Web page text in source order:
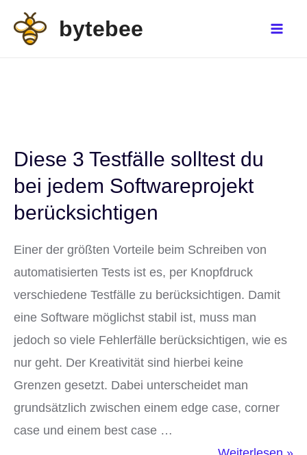
Zum
Inhalt
bytebee
Diese 3 Testfälle solltest du
bei jedem Softwareprojekt
berücksichtigen
Einer der größten Vorteile beim Schreiben von
automatisierten Tests ist es, per Knopfdruck
verschiedene Testfälle zu berücksichtigen. Damit
eine Software möglichst stabil ist, muss man
jedoch so viele Fehlerfälle berücksichtigen, wie es
nur geht. Der Kreativität sind hierbei keine
Grenzen gesetzt. Dabei unterscheidet man
grundsätzlich zwischen einem edge case, corner
case und einem best case …